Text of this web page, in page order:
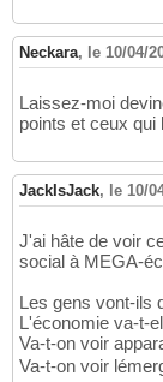
Neckara, le 10/04/
Laissez-moi
points et ceux qui
JackIsJack, le 10/
J'ai hâte de voir
social à MEGA-
Les gens vont-ils
L'économie va-t-
Va-t-on voir
Va-t-on voir